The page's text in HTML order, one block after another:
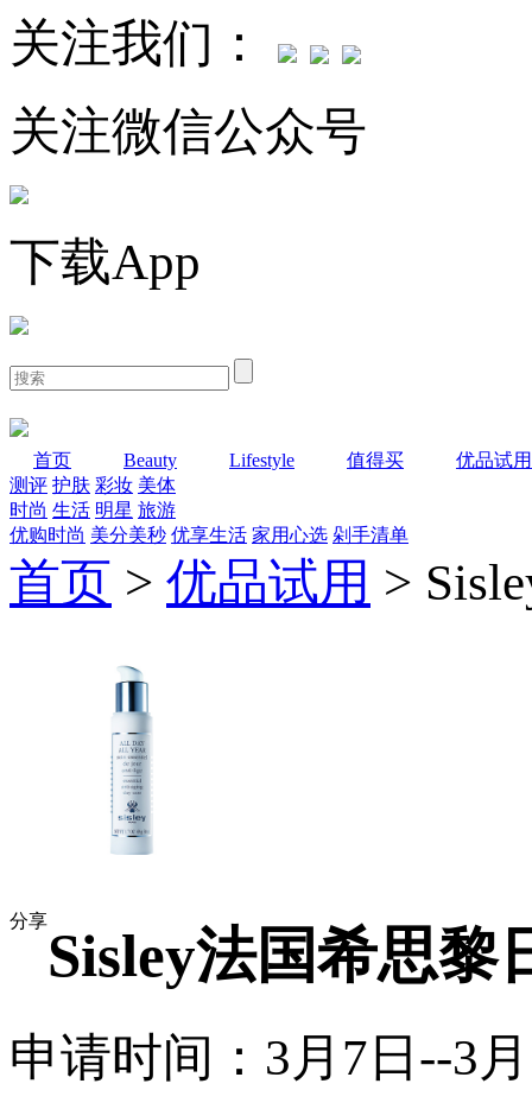
关注我们：
关注微信公众号
下载App
首页 Beauty Lifestyle 值得买
优品试用
测评 护肤 彩妆 美体
时尚 生活 明星 旅游
优购时尚 美分美秒 优享生活 家用心选 剁手清单
首页 > 优品试用 >
分享
Sisley法国希思黎
申请时间：3月7日--3